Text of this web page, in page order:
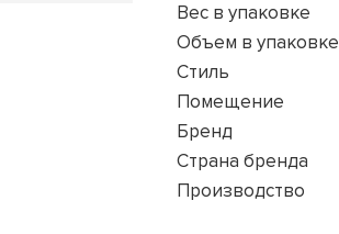
Вес в упаковке
Объем в упаковке
Стиль
Помещение
Бренд
Страна бренда
Производство